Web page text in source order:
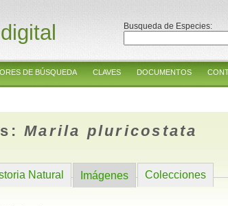
Busqueda de Especies:
DE BÚSQUEDA CLAVES DOCUMENTOS
Marila pluricostata
Natural Imágenes Colecciones